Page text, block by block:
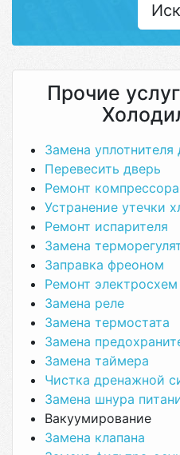
Прочие
Замена уплотнителя
Перевесить дверь
Ремонт компрессора
Устранение утечки
Ремонт испарителя
Замена
Заправка фреоном
Ремонт электросхем
Замена реле
Замена термостата
Замена
Замена таймера
Чистка дренажной
Замена шнура
Вакуумирование
Замена клапана